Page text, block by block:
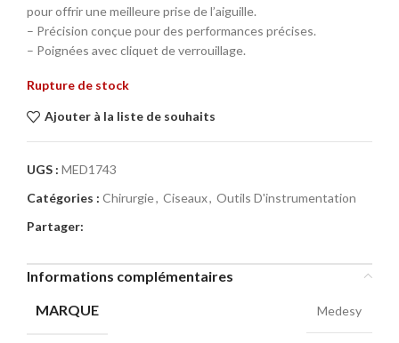
pour offrir une meilleure prise de l’aiguille.
– Précision conçue pour des performances précises.
– Poignées avec cliquet de verrouillage.
Rupture de stock
Ajouter à la liste de souhaits
UGS : MED1743
Catégories : Chirurgie, Ciseaux, Outils D'instrumentation
Partager:
Informations complémentaires
MARQUE
Medesy